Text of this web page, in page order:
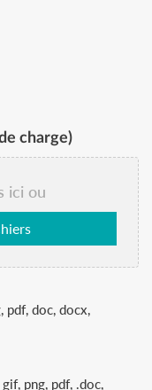
charge)
ici ou
pdf, doc, docx,
png, pdf, .doc,